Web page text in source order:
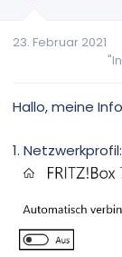
23. Februar 2021
Hallo, meine
1. Netzwerkprofil: